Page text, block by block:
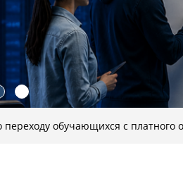
обучающихся с платного